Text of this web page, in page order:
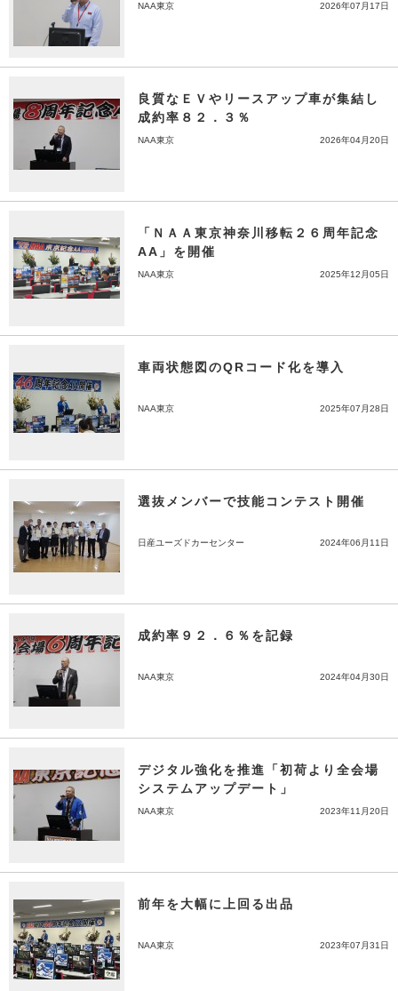
NAA東京 2026年07月17日
良質なＥＶやリースアップ車が集結し
成約率８２．３％
NAA東京 2026年04月20日
「ＮＡＡ東京神奈川移転２６周年記念
AA」を開催
NAA東京 2025年12月05日
車両状態図のQRコード化を導入
NAA東京 2025年07月28日
選抜メンバーで技能コンテスト開催
日産ユーズドカーセンター 2024年06月11日
成約率９２．６％を記録
NAA東京 2024年04月30日
デジタル強化を推進「初荷より全会場
システムアップデート」
NAA東京 2023年11月20日
前年を大幅に上回る出品
NAA東京 2023年07月31日